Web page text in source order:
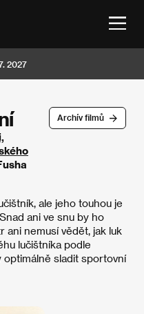
2027
Archív filmů
ale jeho touhou je
ani ve snu by ho
ani nemusí vědět, jak luk
lučištníka podle
optimálně sladit sportovní